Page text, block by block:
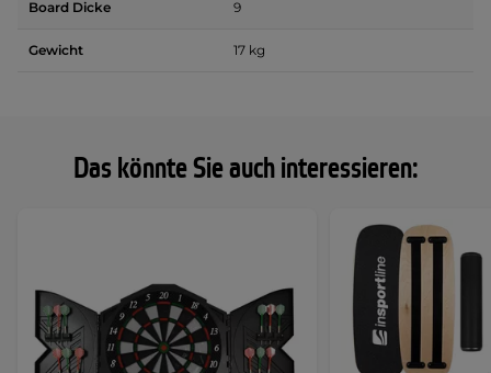
Das könnte Sie auch interessieren:
Board Dicke 9
Gewicht 17 kg